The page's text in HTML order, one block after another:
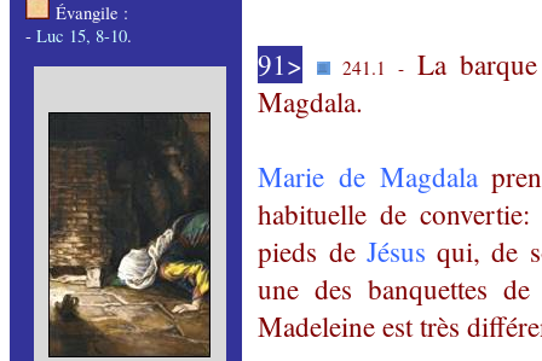
Évangile :
-Luc 15, 8-10.
91> 241.1 -La barque
Magdala.
Marie de Magdala
habituelle de
pieds de Jésus qui, de
une des banquettes
Madeleine est très